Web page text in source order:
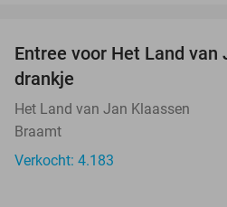
Entree voor Het Land van
drankje
Het Land van Jan Klaassen
Braamt
Verkocht: 4.183